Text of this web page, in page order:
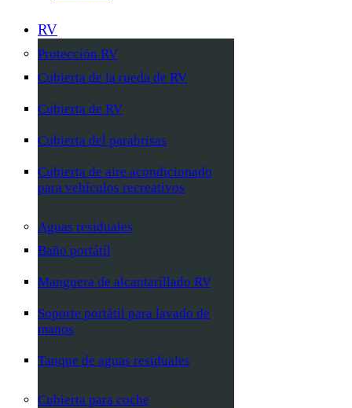
RV
Protección RV
Cubierta de la rueda de RV
Cubierta de RV
Cubierta del parabrisas
Cubierta de aire acondicionado
para vehículos recreativos
Aguas residuales
Baño portátil
Manguera de alcantarillado RV
Soporte portátil para lavado de
manos
Tanque de aguas residuales
Cubierta para coche